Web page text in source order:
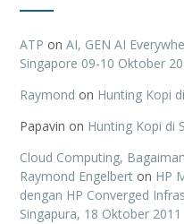
ATP on AI, GEN AI
Singapore 09-10 Oktober
Raymond on Hunting Kopi
Papavin on Hunting Kopi di
Cloud Computing,
Raymond Engelbert on HP
dengan HP Converged
Singapura, 18 Oktober 2011